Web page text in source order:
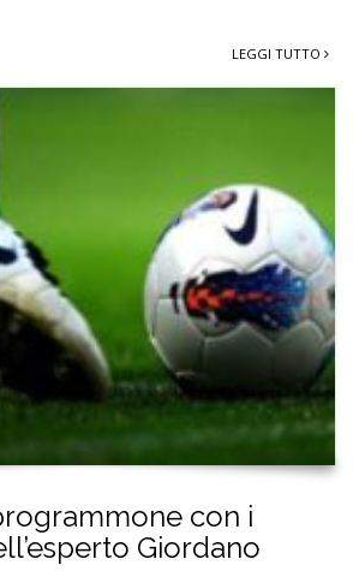
LEGGI TUTTO
con i
Giordano